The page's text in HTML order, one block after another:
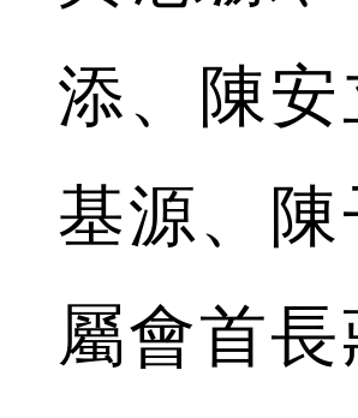
添、陳
基源、
屬會首